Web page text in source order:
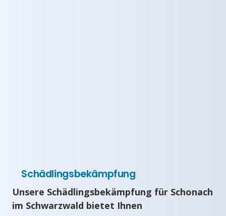
Schädlingsbekämpfung
Unsere Schädlingsbekämpfung für Schonach
im Schwarzwald bietet Ihnen